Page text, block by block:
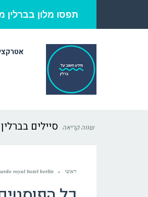
תפסו מלון בברלין
שווה קריאה סיילים בברלין 2025: המדריך המושלם לשופינג חכם
ראשי »
royal hotel berlin